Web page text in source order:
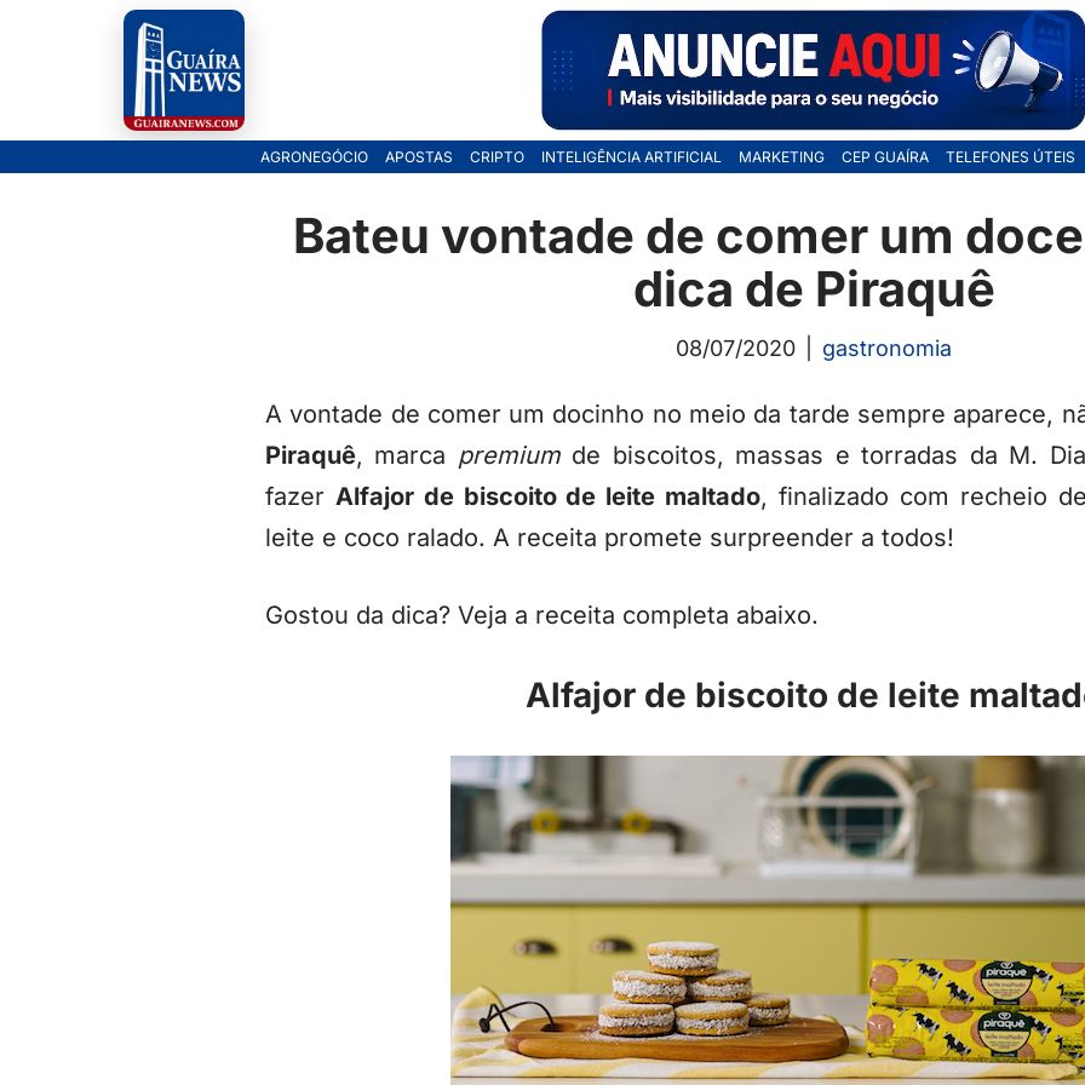
AGRONEGÓCIO APOSTAS CRIPTO INTELIGÊNCIA ARTIFICIAL MARKETING CEP GUAÍRA TELEFONES ÚTEIS
Bateu vontade de comer um
dica de Piraquê
08/07/2020 gastronomia
A vontade de comer um docinho no meio da tarde sempre aparece,
Piraquê, marca premiumde biscoitos, massas e torradas da M.
fazer Alfajor de biscoito de leite maltado, finalizado com recheio
leite e coco ralado. A receita promete surpreender a todos!
Gostou da dica? Veja a receita completa abaixo.
Alfajor de biscoito de leite